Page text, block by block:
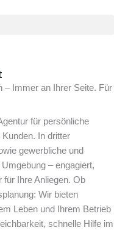
– Immer an Ihrer Seite. Für
für persönliche
In dritter
gewerbliche und
– engagiert,
für Ihre Anliegen. Ob
Wir bieten
Leben und Ihrem Betrieb
schnelle Hilfe im